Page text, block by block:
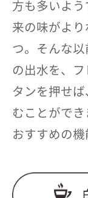
方も多いよ
来の味がよ
つ。そんな
の出水を、
タンを押せ
むことがで
おすすめの機